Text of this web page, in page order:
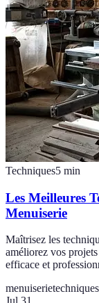
Techniques5 min
Les Meilleures
Menuiserie
Maîtrisez les
améliorez vos
efficace et
menuiserie